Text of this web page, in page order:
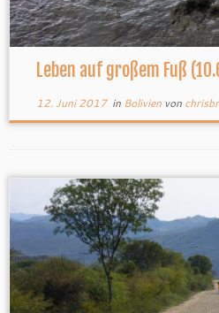
Leben auf großem Fuß
12. Juni 2017in Bolivien von